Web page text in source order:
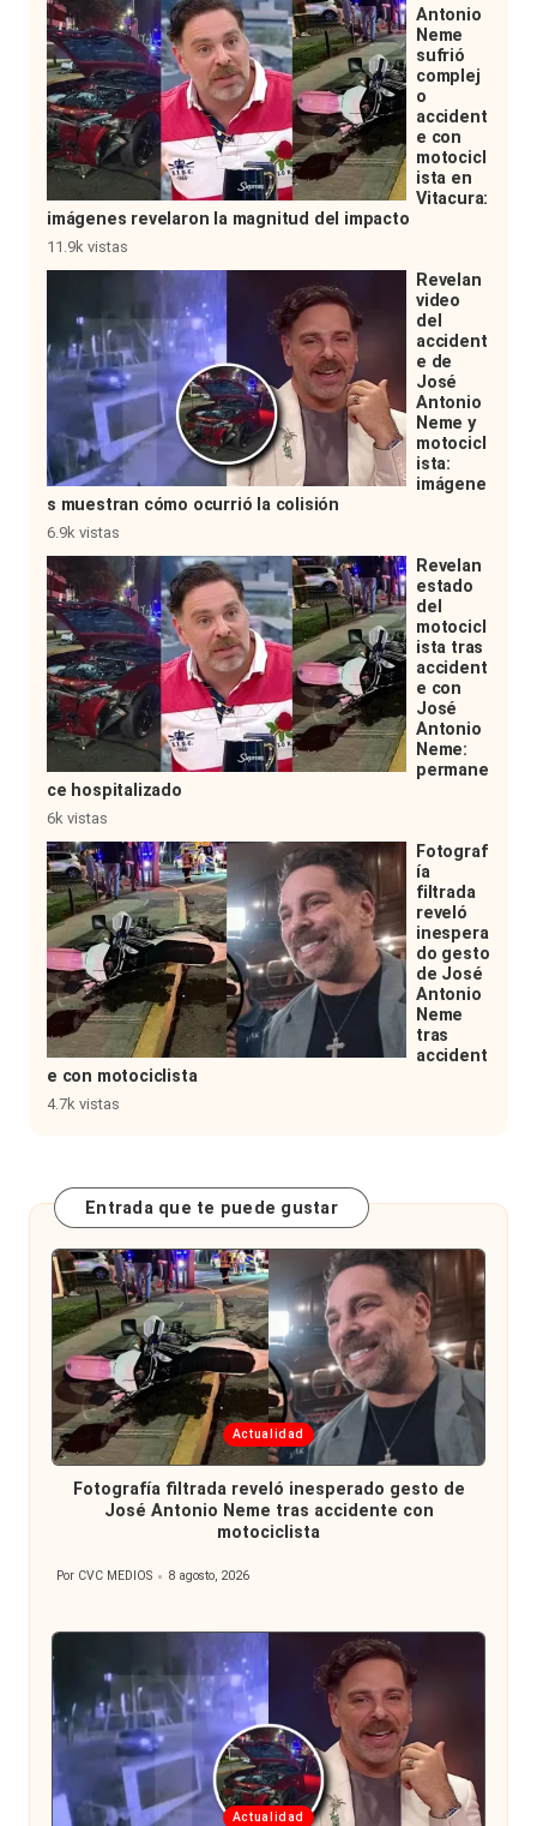
Antonio
Neme
sufrió
complej
o
accident
e con
motocicl
ista en
Vitacura:
imágenes revelaron la magnitud del impacto
11.9k vistas
Revelan
video
del
accident
e de
José
Antonio
Neme y
motocicl
ista:
imágene
s muestran cómo ocurrió la colisión
6.9k vistas
Revelan
estado
del
motocicl
ista tras
accident
e con
José
Antonio
Neme:
permane
ce hospitalizado
6k vistas
Fotograf
ía
filtrada
reveló
inespera
do gesto
de José
Antonio
Neme
tras
accident
e con motociclista
4.7k vistas
Entrada que te puede gustar
Publicada
en
Actualidad
Fotografía filtrada reveló inesperado gesto de
José Antonio Neme tras accidente con
motociclista
Publicado
Por CVC MEDIOS 8 agosto, 2026
Publicada
Actualidad